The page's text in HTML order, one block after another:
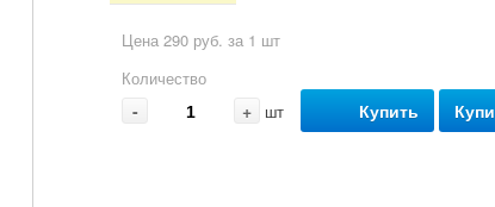
Цена 290 руб. за 1 шт
Количество
- + шт Купить